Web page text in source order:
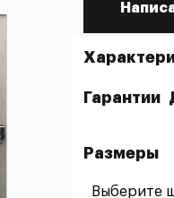
Гарантии
Размеры